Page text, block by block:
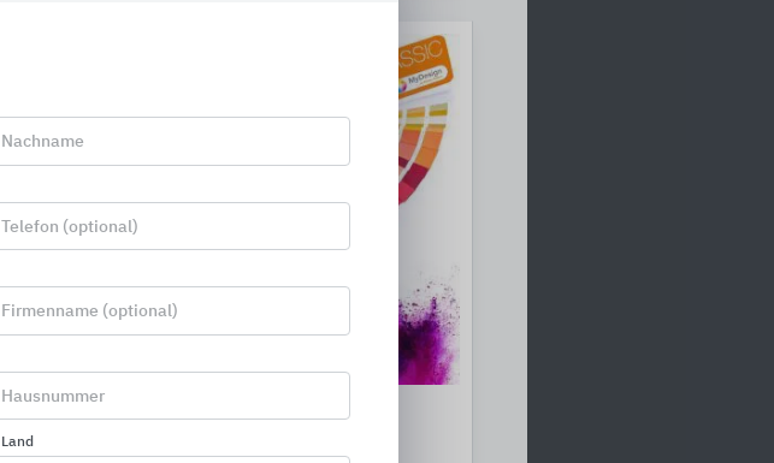
MyDesign by Schlüter-Systems
Schlüter-Systems
Nachname
Telefon (optional)
Firmenname (optional)
Hausnummer
Land